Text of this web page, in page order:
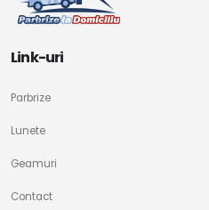
Link-uri
Parbrize
Lunete
Geamuri
Contact